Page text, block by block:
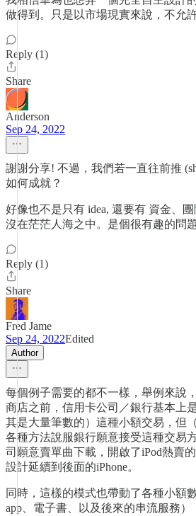
做得到。只是以市場現實來說，不允
Reply (1)
Share
Anderson
Sep 24, 2022
謝謝分享! 不過，我們若一直往前推
如何成就？
好像也不是只有 idea, 還要有 資金、
沒在茫茫人海之中。是個很有趣的問題
Reply (1)
Share
Fred Jame
Sep 24, 2022Edited
Author
每個例子需要的都不一樣，舉例來說
商店之前，信用卡公司／銀行基本上
其是大量筆數的）這種小額交易，但（
各種方法說服銀行願意接受這種交易
司願意賣單曲下載，開啟了iPod熱賣
設計延續到後面的iPhone。
同時，這樣的模式也帶動了各種小額
app、電子書、以及後來的串流服務